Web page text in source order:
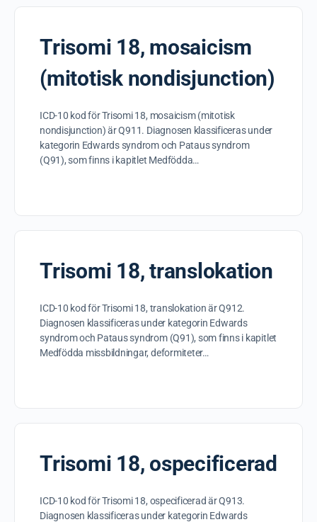
Trisomi 18, mosaicism
(mitotisk nondisjunction)
ICD-10 kod för Trisomi 18, mosaicism (mitotisk
nondisjunction) är Q911. Diagnosen klassificeras under
kategorin Edwards syndrom och Pataus syndrom
(Q91), som finns i kapitlet Medfödda…
Trisomi 18, translokation
ICD-10 kod för Trisomi 18, translokation är Q912.
Diagnosen klassificeras under kategorin Edwards
syndrom och Pataus syndrom (Q91), som finns i kapitlet
Medfödda missbildningar, deformiteter…
Trisomi 18, ospecificerad
ICD-10 kod för Trisomi 18, ospecificerad är Q913.
Diagnosen klassificeras under kategorin Edwards